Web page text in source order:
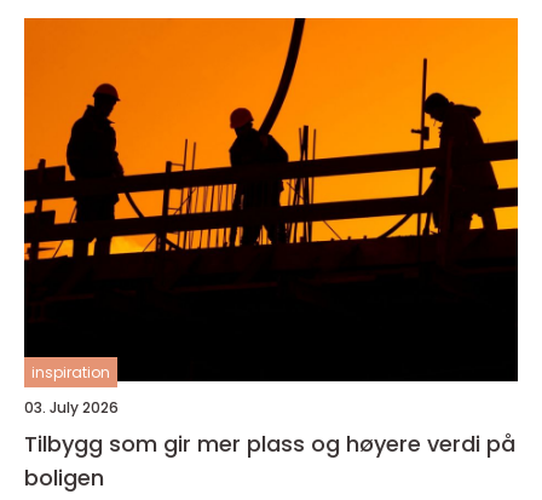
inspiration
03. July 2026
Tilbygg som gir mer plass og høyere verdi på
boligen